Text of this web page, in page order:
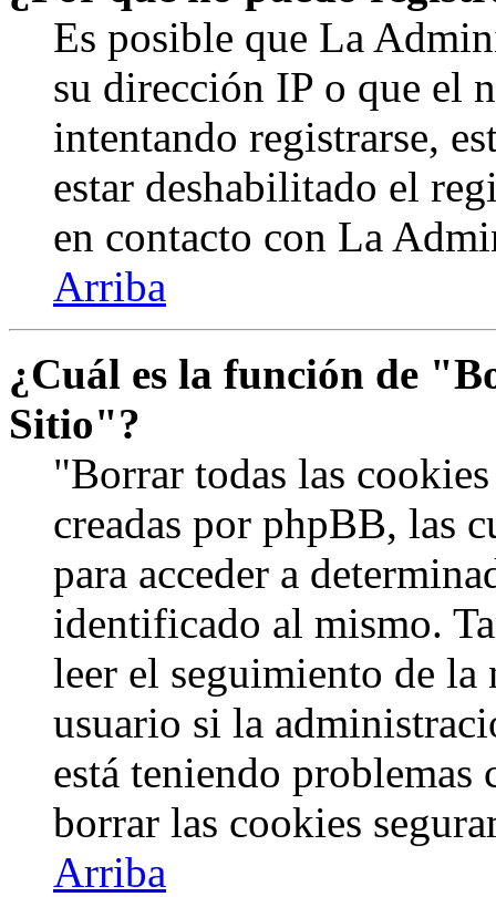
Es posible que La
su dirección IP o que el
intentando registrarse,
estar deshabilitado el
en contacto con La
Arriba
¿Cuál es la función de
Sitio"?
"Borrar todas las
creadas por phpBB, las
para acceder a
identificado al mismo.
leer el seguimiento de
usuario si la
está teniendo
borrar las cookies
Arriba